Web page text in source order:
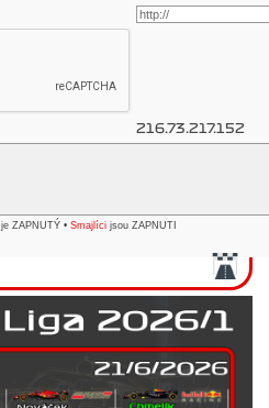
216.73.217.152
je ZAPNUTÝ • Smajlíci jsou ZAPNUTI